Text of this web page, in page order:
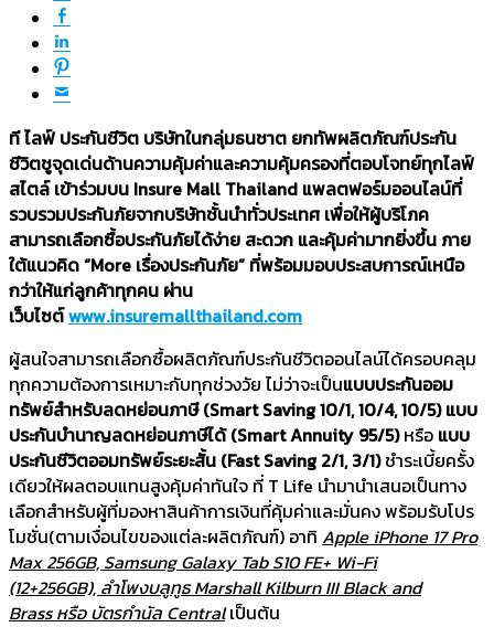
ที ไลฟ์ ประกันชีวิต บริษัทในกลุ่มธนชาต ยกทัพผลิตภัณฑ์ประกัน
ชีวิตชูจุดเด่นด้านความคุ้มค่าและความคุ้มครองที่ตอบโจทย์ทุกไลฟ์
สไตล์ เข้าร่วมบน Insure Mall Thailand แพลตฟอร์มออนไลน์ที่
รวบรวมประกันภัยจากบริษัทชั้นนำทั่วประเทศ เพื่อให้ผู้บริโภค
สามารถเลือกซื้อประกันภัยได้ง่าย สะดวก และคุ้มค่ามากยิ่งขึ้น ภาย
ใต้แนวคิด “More เรื่องประกันภัย” ที่พร้อมมอบประสบการณ์เหนือ
กว่าให้แก่ลูกค้าทุกคน ผ่าน
เว็บไซต์www.insuremallthailand.com
ผู้สนใจสามารถเลือกซื้อผลิตภัณฑ์ประกันชีวิตออนไลน์ได้ครอบคลุม
ทุกความต้องการเหมาะกับทุกช่วงวัย ไม่ว่าจะเป็นแบบประกันออม
ทรัพย์สำหรับลดหย่อนภาษี (Smart Saving 10/1, 10/4, 10/5) แบบ
ประกันบำนาญลดหย่อนภาษีได้ (Smart Annuity 95/5)หรือ แบบ
ประกันชีวิตออมทรัพย์ระยะสั้น (Fast Saving 2/1, 3/1)ชำระเบี้ยครั้ง
เดียวให้ผลตอบแทนสูงคุ้มค่าทันใจ ที่ T Life นำมานำเสนอเป็นทาง
เลือกสำหรับผู้ที่มองหาสินค้าการเงินที่คุ้มค่าและมั่นคง พร้อมรับโปร
โมชั่น(ตามเงื่อนไขของแต่ละผลิตภัณฑ์) อาทิ Apple iPhone 17 Pro
Max 256GB, Samsung Galaxy Tab S10 FE+ Wi-Fi
(12+256GB), ลำโพงบลูทูธ Marshall Kilburn III Black and
Brass หรือ บัตรกำนัล Centralเป็นต้น